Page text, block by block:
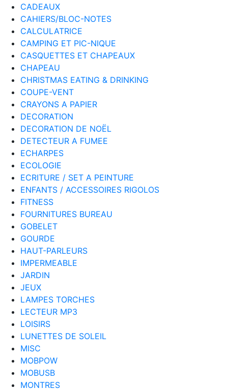
CADEAUX
CAHIERS/BLOC-NOTES
CALCULATRICE
CAMPING ET PIC-NIQUE
CASQUETTES ET CHAPEAUX
CHAPEAU
CHRISTMAS EATING & DRINKING
COUPE-VENT
CRAYONS A PAPIER
DECORATION
DECORATION DE NOËL
DETECTEUR A FUMEE
ECHARPES
ECOLOGIE
ECRITURE / SET A PEINTURE
ENFANTS / ACCESSOIRES RIGOLOS
FITNESS
FOURNITURES BUREAU
GOBELET
GOURDE
HAUT-PARLEURS
IMPERMEABLE
JARDIN
JEUX
LAMPES TORCHES
LECTEUR MP3
LOISIRS
LUNETTES DE SOLEIL
MISC
MOBPOW
MOBUSB
MONTRES